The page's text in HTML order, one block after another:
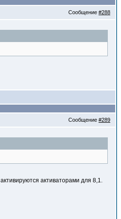
Сообщение #288
Сообщение #289
активаторами для 8,1.